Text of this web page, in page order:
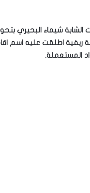
شيماء البحيري
المستعملة.